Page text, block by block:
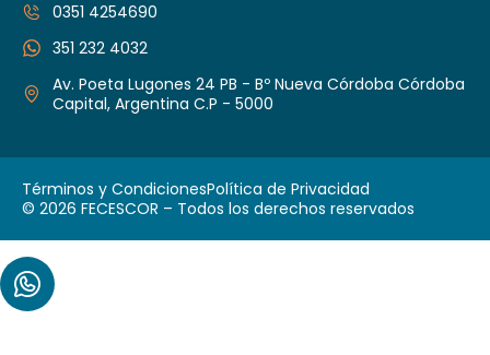
0351 4254690
351 232 4032
Av. Poeta Lugones 24 PB - Bº Nueva Córdoba Córdoba
Capital, Argentina C.P - 5000
© 2026 FECESCOR – Todos los derechos reservados
Términos y CondicionesPolítica de Privacidad